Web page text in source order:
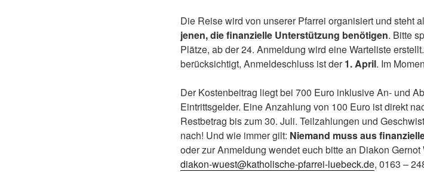
Die Reise wird von unserer Pfarrei organisiert und steht
jenen, die finanzielle Unterstützung benötigen. Bitte
Plätze, ab der 24. Anmeldung wird eine Warteliste
berücksichtigt, Anmeldeschluss ist der1. April. Im
Der Kostenbeitrag liegt bei 700 Euro inklusive An- und
Eintrittsgelder. Eine Anzahlung von 100 Euro ist direkt
Restbetrag bis zum 30. Juli. Teilzahlungen und
nach! Und wie immer gilt: Niemand muss aus
oder zur Anmeldung wendet euch bitte an Diakon
diakon-wuest@katholische-pfarrei-luebeck.de, 0163 –